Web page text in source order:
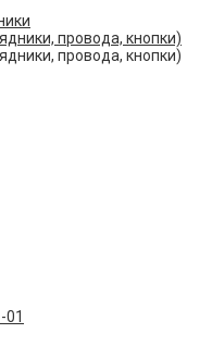
провода, кнопки)
провода, кнопки)